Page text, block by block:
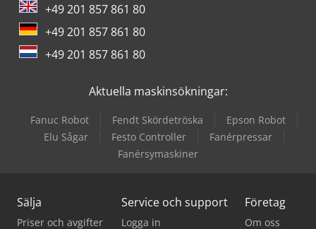
+49 201 857 861 80
+49 201 857 861 80
+49 201 857 861 80
Aktuella maskinsökningar:
Fanuc Robot Fendt Skördetröska
Epson Robot
Elu Sågar
Festo Controller
Fanérpressar
Fanérsymaskiner
Sälja
Priser och avgifter
Service och support
Logga in
Företag
Om oss